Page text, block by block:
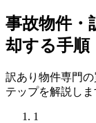
事故物件・
却する手順
訳あり物件専門
テップを解説しま
1